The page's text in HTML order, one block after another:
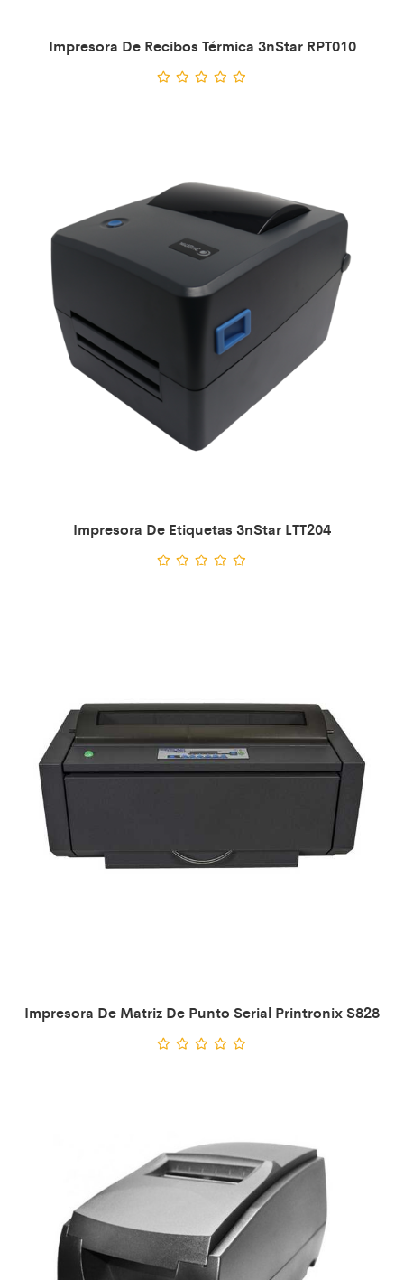
Impresora De Recibos Térmica 3nStar RPT010
Impresora De Etiquetas 3nStar LTT204
Impresora De Matriz De Punto Serial Printronix S828